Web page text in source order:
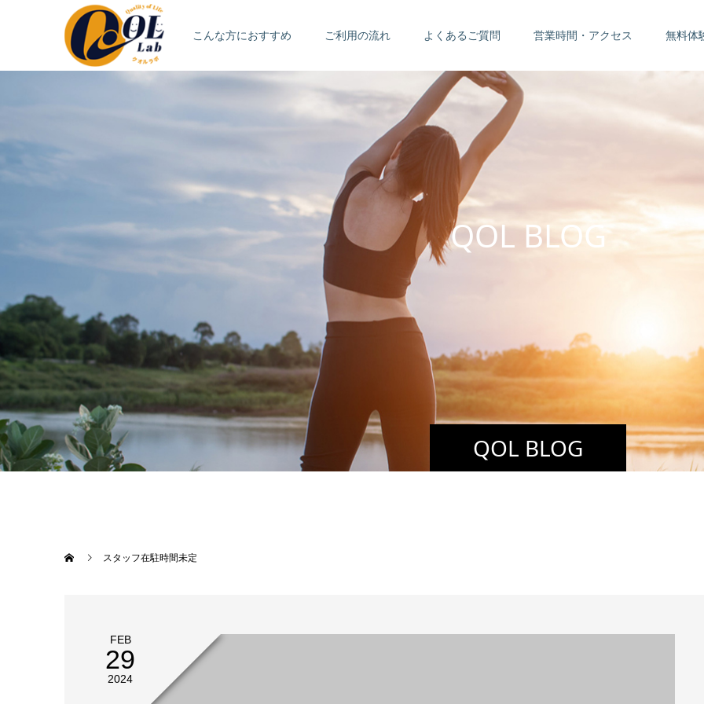
こんな方におすすめ ご利用の流れ よくあるご質問 営業時間・アクセス 無料体
QOL BLOG
QOLBLOG
スタッフ在駐時間未定
FEB
29
2024